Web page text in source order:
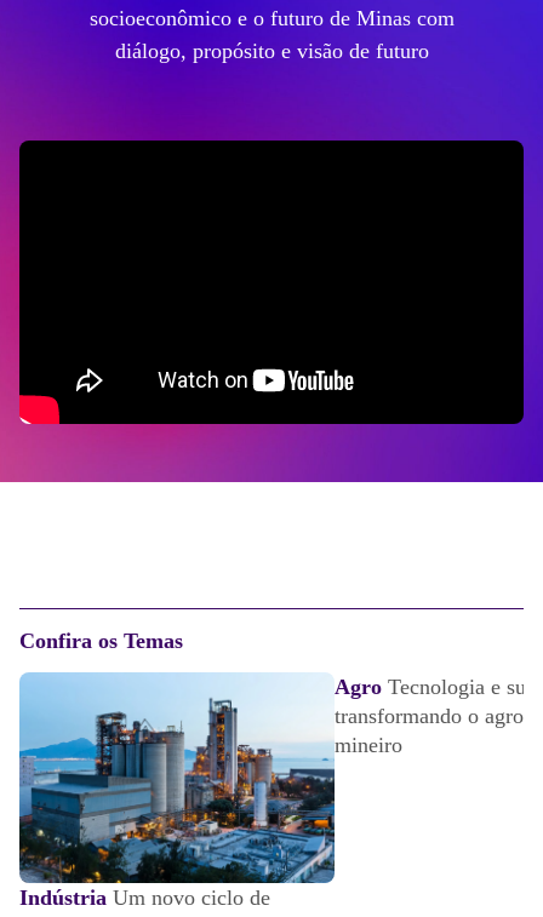
socioeconômico e o futuro de Minas com
diálogo, propósito e visão de futuro
Confira os Temas
Indústria Um novo ciclo de
Agro Tecnologia e
transformando o
mineiro